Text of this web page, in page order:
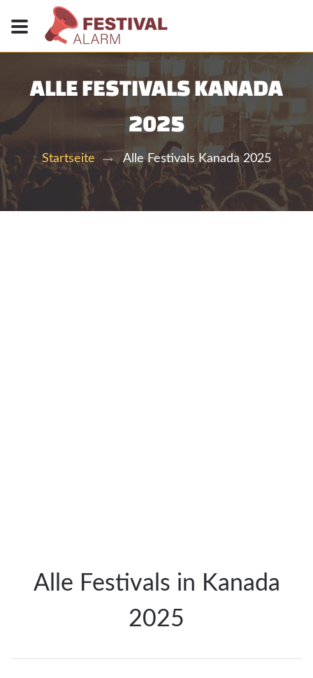
ALLE FESTIVALS KANADA
2025
Startseite Alle Festivals Kanada 2025
Alle Festivals in Kanada
2025